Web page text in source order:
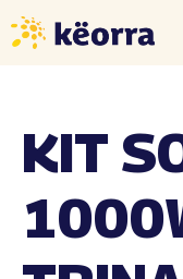
KIT